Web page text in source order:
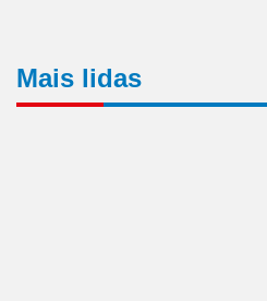
Mais lidas